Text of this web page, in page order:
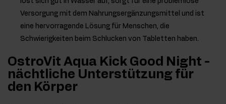
Versorgung mit dem Nahrungsergänzungsmittel und ist
eine hervorragende Lösung für Menschen, die
Schwierigkeiten beim Schlucken von Tabletten haben.
OstroVit Aqua Kick Good Night -
nächtliche Unterstützung für
den Körper